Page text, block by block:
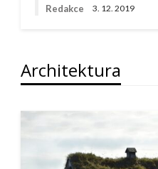
Redakce 3. 12. 2019
Architektura